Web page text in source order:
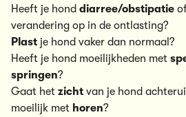
Heeft je hond diarree/obstipatie
verandering op in de ontlasting?
Plast je hond vaker dan normaal?
Heeft je hond moeilijkheden met
springen?
Gaat het zicht van je hond
moeilijk met horen?